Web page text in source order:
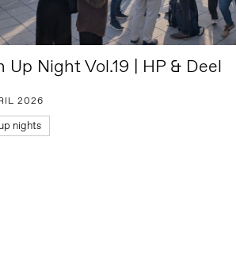
Up Night Vol.19 | HP & Deel
2026
nights